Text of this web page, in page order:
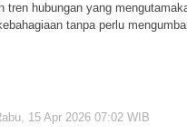
tren hubungan yang
tanpa perlu
15 Apr 2026 07:02 WIB